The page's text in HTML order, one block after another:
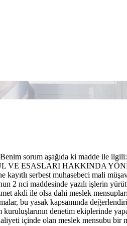
Benim sorum aşağıda ki madde
VE ESASLARI HAKKINDA
kayıtlı serbest muhasebeci mali
2 nci maddesinde yazılı işlerin
akdi ile olsa dahi meslek
bu yasak kapsamında
kuruluşlarının denetim ekiplerinde
içinde olan meslek mensubu bir